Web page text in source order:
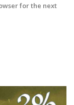
for the next